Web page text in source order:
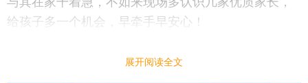
给孩子多一个机会，早牵手早安心！
展开阅读全文